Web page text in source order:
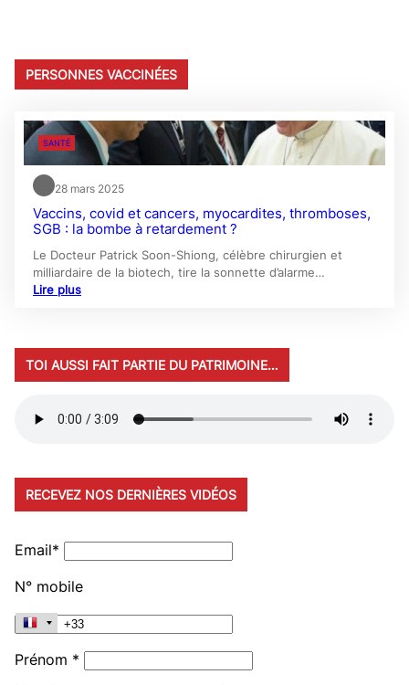
PERSONNES VACCINÉES
SANTÉ
28 mars 2025
Vaccins, covid et cancers, myocardites, thromboses,
SGB : la bombe à retardement ?
Le Docteur Patrick Soon-Shiong, célèbre chirurgien et
milliardaire de la biotech, tire la sonnette d’alarme…
Lire plus
TOI AUSSI FAIT PARTIE DU PATRIMOINE…
RECEVEZ NOS DERNIÈRES VIDÉOS
Email*
N° mobile
Prénom *